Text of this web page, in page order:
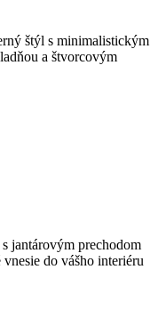
štýl s minimalistickým
a štvorcovým
jantárovým prechodom
do vášho interiéru